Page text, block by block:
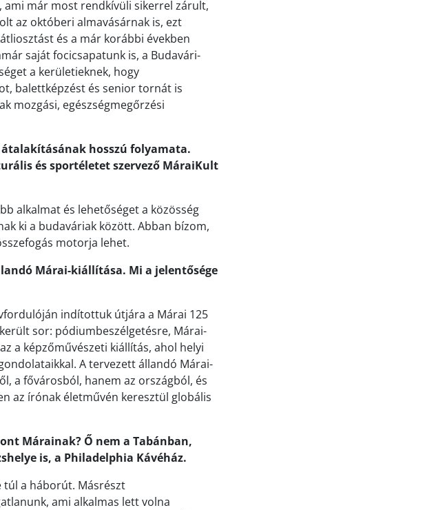
ami már most rendkívüli sikerrel zárult,
az októberi almavásárnak is, ezt
és a már korábbi években
saját focicsapatunk is, a Budavári-
a kerületieknek, hogy
balettképzést és senior tornát is
mozgási, egészségmegőrzési
átalakításának hosszú folyamata.
és sportéletet szervező MáraiKult
alkalmat és lehetőséget a közösség
ki a budaváriak között. Abban bízom,
motorja lehet.
Márai-kiállítása. Mi a jelentősége
indítottuk útjára a Márai 125
sor: pódiumbeszélgetésre, Márai-
a képzőművészeti kiállítás, ahol helyi
A tervezett állandó Márai-
a fővárosból, hanem az országból, és
az írónak életművén keresztül globális
Márainak? Ő nem a Tabánban,
is, a Philadelphia Kávéház.
túl a háborút. Másrészt
ami alkalmas lett volna